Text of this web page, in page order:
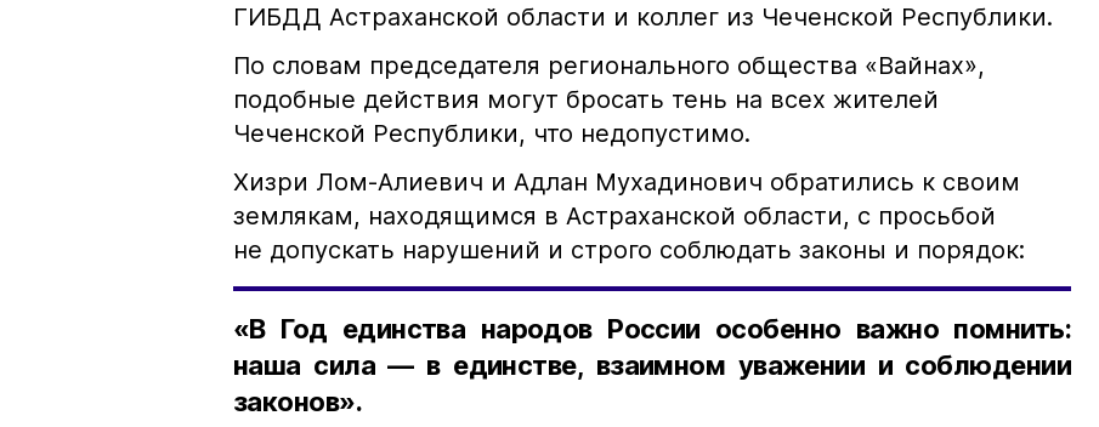
ГИБДД Астраханской области и коллег из Чеченской Республики.
По словам председателя регионального общества «Вайнах»,
подобные действия могут бросать тень на всех жителей
Чеченской Республики, что недопустимо.
Хизри Лом-Алиевич и Адлан Мухадинович обратились к своим
землякам, находящимся в Астраханской области, с просьбой
не допускать нарушений и строго соблюдать законы и порядок:
«В Год единства народов России особенно важно помнить:
наша сила — в единстве, взаимном уважении и соблюдении
законов».